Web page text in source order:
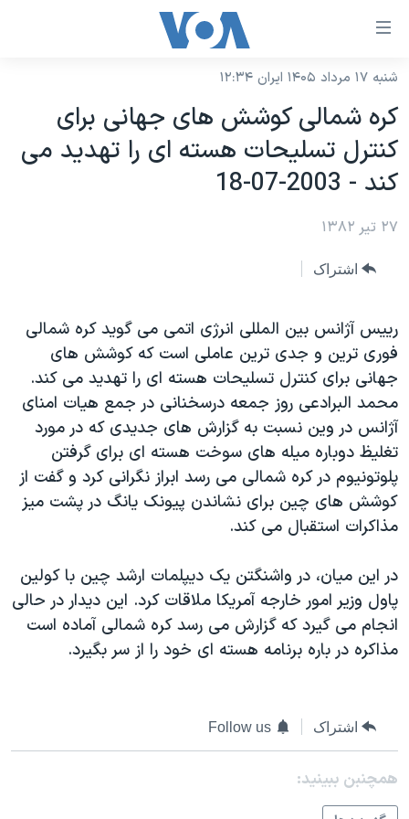
لینکهای
دسترسی
جهش
به
محتوای
اصلی
صفحه
به
جستجو
نسخه سبک وب‌سایت
موضوع ها
آمریکا
جهان
گزیده‌ها
ویژه برنامه‌ها
ویدیوها
فرهنگ و زندگی
حقوق شهروندی
اقتصادی
علم و فناوری
گالری عکس
آرشیو پخش زنده
برنامه های تلویزیونی
جدول برنامه ها
صفحه‌های ویژه
عملیات خشم حماسی
۲۵۰سالگی آمریکا
بایگانی برنامه‌های تلویزیونی
مستندها
انتخابات ریاست جمهوری آمریکا ۲۰۲۴
حمله جمهوری اسلامی به اسرائیل
رمز مهسا
اعتراضات زن، زندگی، آزادی
مجموعه مستندهای دادخواهی
تریبونال مردمی آبان ۹۸
چهل سال گروگان‌گیری
قانون شفافیت دارائی کادر رهبری ایران
اعتراضات مردمی آبان ۹۸
پخش رادیویی
یادگیری زبان انگلیسی
دنبال کنید
شنبه ۱۷ مرداد ۱۴۰۵ ایران ۱۲:۳۴
کره شمالی کوشش های جهانی برای
کنترل تسليحات هسته ای را تهديد می
کند - 2003-07-18
۲۷ تیر ۱۳۸۲
اشتراک
رييس آژانس بين المللی انرژی اتمی می گويد کره شمالی
فوری ترين و جدی ترين عاملی است که کوشش های
جهانی برای کنترل تسليحات هسته ای را تهديد می کند.
محمد البرادعی روز جمعه درسخنانی در جمع هيات امنای
آژانس در وين نسبت به گزارش های جديدی که در مورد
تغليظ دوباره ميله های سوخت هسته ای برای گرفتن
پلوتونيوم در کره شمالی می رسد ابراز نگرانی کرد و گفت از
کوشش های چين برای نشاندن پيونک يانگ در پشت ميز
مذاکرات استقبال می کند.
در اين ميان، در واشنگتن يک ديپلمات ارشد چين با کولين
پاول وزير امور خارجه آمريکا ملاقات کرد. اين ديدار در حالی
انجام می گيرد که گزارش می رسد کره شمالی آماده است
مذاکره در باره برنامه هسته ای خود را از سر بگيرد.
اشتراک Follow us
همچنبن ببینید: